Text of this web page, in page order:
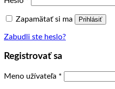
Zapamätať si ma Prihlásiť
Zabudli ste heslo?
Registrovať sa
Meno užívateľa *